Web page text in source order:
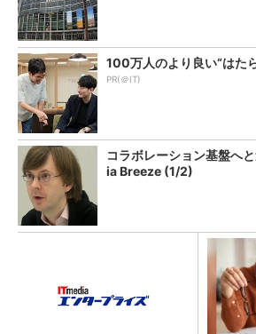
100万人のより良い“はた
PR(＠IT)
コラボレーション基盤へ
ia Breeze (1/2)